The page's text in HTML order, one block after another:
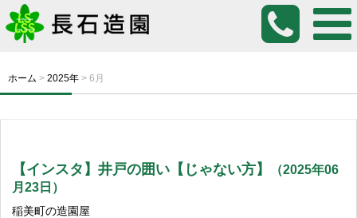
ホーム > 2025年 > 6月
【インスタ】井戸の囲い【じゃない方】
（2025年06
月23日）
稲美町の造園屋